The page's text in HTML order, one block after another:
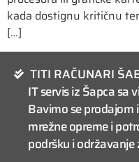
kada dostignu kritičnu
[…]
TITI RAČUNARI
IT servis iz Šapca sa
Bavimo se prodajom
mrežne opreme i
podršku i održavanje